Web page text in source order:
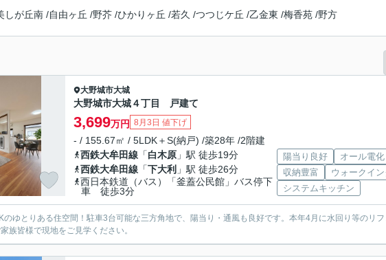
しが丘南 /自由ヶ丘 /野芥 /ひかりヶ丘 /若久 /つつじケ丘 /乙金東 /梅香苑 /野方
大野城市大城
大野城市大城４丁目 戸建て
3,699万円 8月3日 値下げ
- / 155.67㎡ / 5LDK＋S(納戸) /築28年 /2階建
西鉄大牟田線 「白木原 」駅 徒歩19分
西鉄大牟田線 「下大利 」駅 徒歩26分
西日本鉄道（バス）「釜蓋公民館」バス停下
車 徒歩3分
陽当り良好 オール電化
収納豊富
ウォークイ
システムキッチン
のゆとりある住空間！駐車3台可能な三方角地で、陽当り・通風も良好です。本年4月に水回り等のリ
族皆様で現地をご見学ください。